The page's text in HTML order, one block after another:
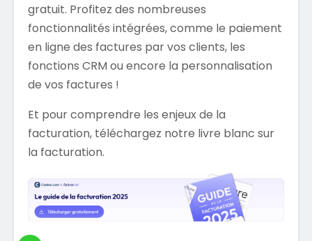
gratuit. Profitez des nombreuses
fonctionnalités intégrées, comme le paiement
en ligne des factures par vos clients, les
fonctions CRM ou encore la personnalisation
de vos factures !
Et pour comprendre les enjeux de la
facturation, téléchargez notre livre blanc sur
la facturation.